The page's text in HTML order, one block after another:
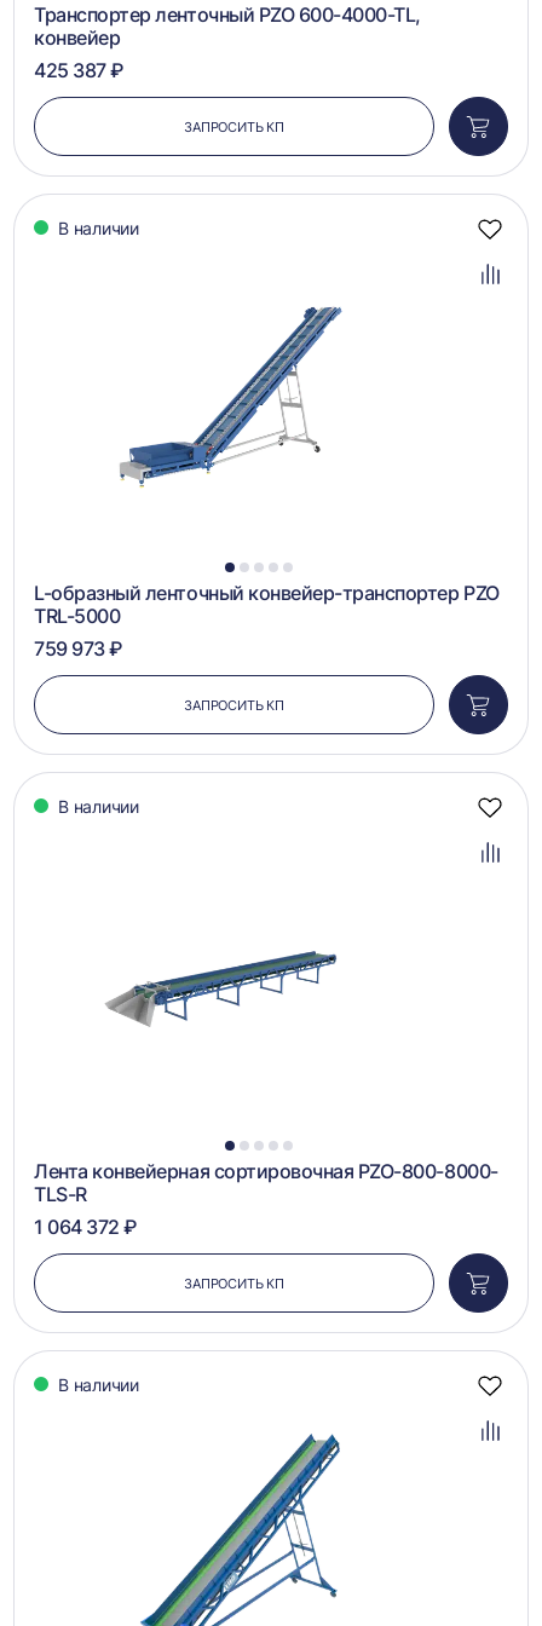
Транспортер ленточный PZO 600-4000-TL,
конвейер
425 387 ₽
ЗАПРОСИТЬ КП
в
В наличии
1 2 3 4 5
L-образный ленточный конвейер-транспортер PZO
TRL-5000
759 973 ₽
ЗАПРОСИТЬ КП
в
В наличии
1 2 3 4 5
Лента конвейерная сортировочная PZO-800-8000-
TLS-R
1 064 372 ₽
ЗАПРОСИТЬ КП
в
В наличии